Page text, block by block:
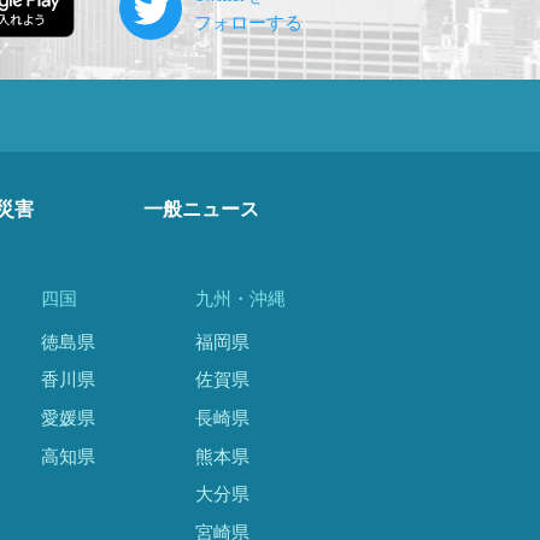
害 一般ニュース
四国
徳島県
香川県
愛媛県
高知県
九州・沖縄
福岡県
佐賀県
長崎県
熊本県
大分県
宮崎県